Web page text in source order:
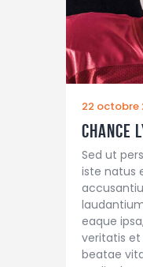
Gallery
Contacts
22 octobre
Chance
Sed ut
iste natus
eaque
veritatis
beatae